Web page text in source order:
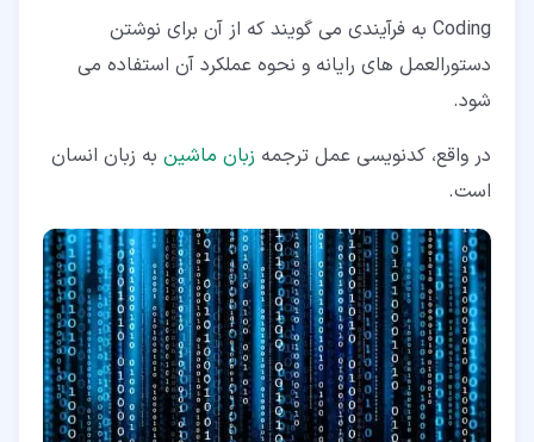
Coding به فرآیندی می گویند که از آن برای نوشتن
دستورالعمل های رایانه و نحوه عملکرد آن استفاده می
شود.
در واقع، کدنویسی عمل ترجمه زبان ماشین به زبان انسان
است.